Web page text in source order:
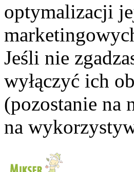
optymalizacji
Jeśli nie
wyłączyć ich
(pozostanie na
na